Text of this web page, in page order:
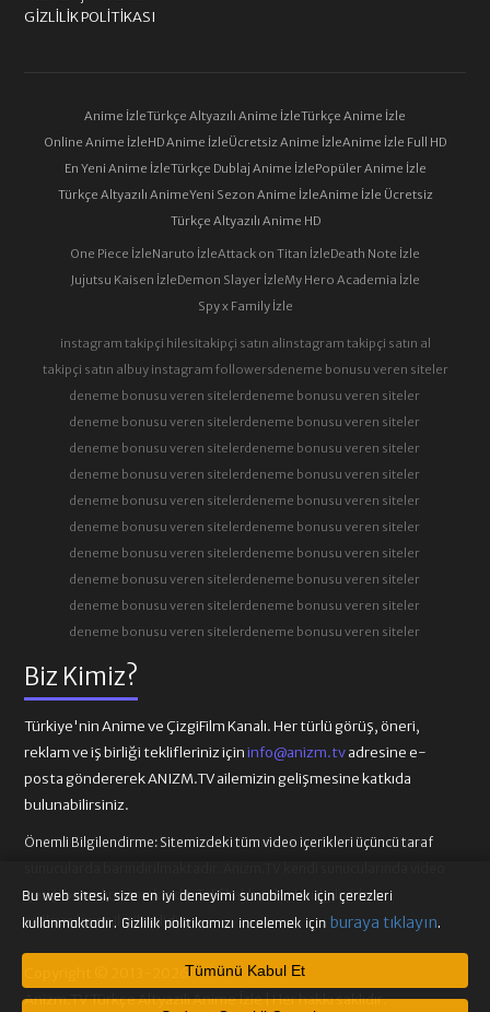
Biz Kimiz?
Türkiye'nin Anime ve ÇizgiFilm Kanalı. Her türlü görüş, öneri,
reklam ve iş birliği teklifleriniz içininfo@anizm.tvadresine e-
posta göndererek ANIZM.TV ailemizin gelişmesine katkıda
bulunabilirsiniz.
Önemli Bilgilendirme: Sitemizdeki tüm video içerikleri üçüncü taraf
içeriği barındırmamaktadır. Telif hakkı talepleri ilgili video
sağlayıcılarına iletilmelidir.
Copyright © 2013-2026
Anizm.TV Türkçe Altyazılı Anime İzle | Her hakkı saklıdır.
GIZLILIK POLITIKASI
Anime İzleTürkçe Altyazılı Anime İzleTürkçe Anime İzle
Online Anime İzleHD Anime İzleÜcretsiz Anime İzleAnime İzle Full HD
En Yeni Anime İzleTürkçe Dublaj Anime İzlePopüler Anime İzle
Türkçe Altyazılı AnimeYeni Sezon Anime İzleAnime İzle Ücretsiz
Türkçe Altyazılı Anime HD
One Piece İzleNaruto İzleAttack on Titan İzleDeath Note İzle
Jujutsu Kaisen İzleDemon Slayer İzleMy Hero Academia İzle
Spy x Family İzle
instagram takipçi hilesitakipçi satın alinstagram takipçi satın al
takipçi satın albuy instagram followersdeneme bonusu veren siteler
deneme bonusu veren sitelerdeneme bonusu veren siteler
deneme bonusu veren sitelerdeneme bonusu veren siteler
deneme bonusu veren sitelerdeneme bonusu veren siteler
deneme bonusu veren sitelerdeneme bonusu veren siteler
deneme bonusu veren sitelerdeneme bonusu veren siteler
deneme bonusu veren sitelerdeneme bonusu veren siteler
deneme bonusu veren sitelerdeneme bonusu veren siteler
deneme bonusu veren sitelerdeneme bonusu veren siteler
deneme bonusu veren sitelerdeneme bonusu veren siteler
deneme bonusu veren sitelerdeneme bonusu veren siteler
Bu web sitesi, size en iyi deneyimi sunabilmek için çerezleri
kullanmaktadır. Gizlilik politikamızı incelemek için buraya tıklayın.
Tümünü Kabul Et